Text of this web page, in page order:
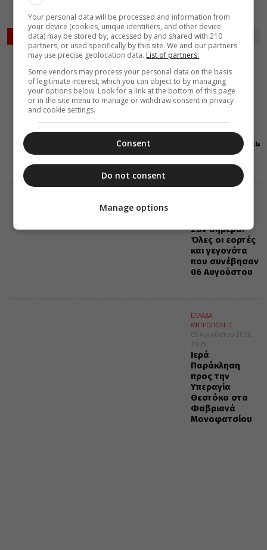
ΡΟΗ ΕΙΔΗΣΕΩΝ
VIDEOS
06 Αυγούστου 2026
0:36
Όσα
μαθαίνουμε
Παράδοση για
την εορτή της
Μεταμορφώσεως
του Χριστού
(ΒΙΝΤΕΟ)
Σαν σήμερα:
Όλες οι εορτές
και γεγονότα
που συνέβησαν
06 Αυγούστου
ΕΛΛΑΔΑ
ΜΗΤΡΟΠΟΛΕΙΣ
05 Αυγούστου 2026
20:29
Ιερά
Παράκληση
προς την
Υπεραγία
Θεοτόκο στα
Φαβριανά
Μονοφατσίου
Your personal data will be processed and information from
your device (cookies, unique identifiers, and other device
data) may be stored by, accessed by and shared with 210
partners, or used specifically by this site. We and our partners
may use precise geolocation data. List of partners.
Some vendors may process your personal data on the basis
of legitimate interest, which you can object to by managing
your options below. Look for a link at the bottom of this page
or in the site menu to manage or withdraw consent in privacy
and cookie settings.
Consent
Do not consent
Manage options